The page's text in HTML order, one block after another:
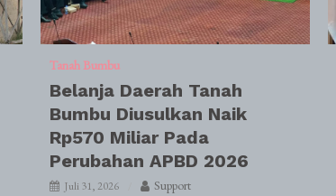
Tanah Bumbu
Belanja Daerah Tanah
Bumbu Diusulkan Naik
Rp570 Miliar Pada
Perubahan APBD 2026
Juli 31, 2026 Support